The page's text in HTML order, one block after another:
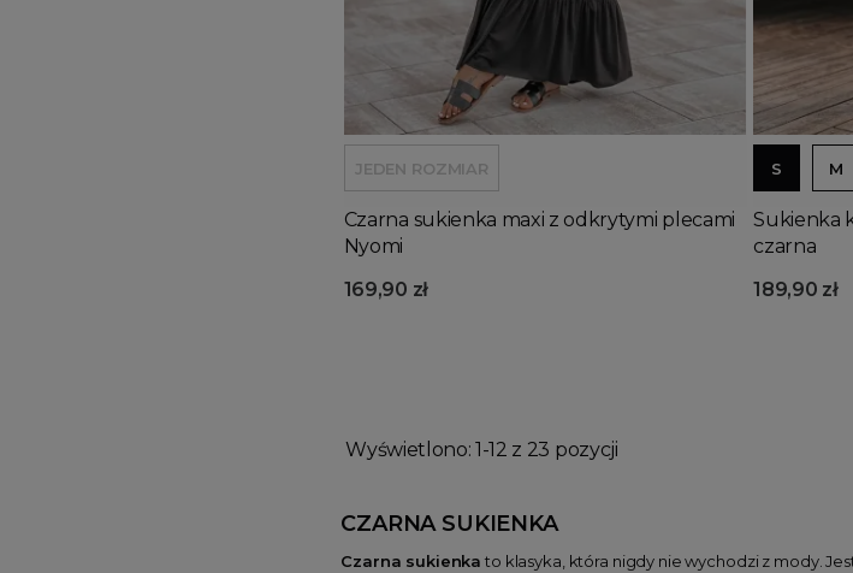
JEDEN ROZMIAR
Czarna sukienka maxi z odkrytymi plecami
Nyomi
169,90 zł
S M
Sukienka
czarna
189,90 zł
Wyświetlono: 1-12 z 23 pozycji
CZARNA SUKIENKA
Czarna sukienka to klasyka, która nigdy nie wychodzi z mody.